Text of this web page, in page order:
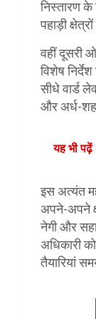
निस्तारण के
पहाड़ी
वहीं दूसरी
विशेष
सीधे वार्ड
और अर्ध-
यह भी पढ़ें
इस अत्यंत
अपने-अपने
नेगी और
अधिकारी
तैयारियां